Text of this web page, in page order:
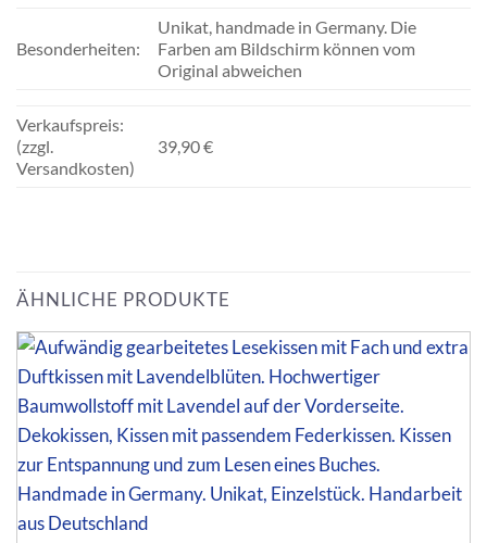
Besonderheiten:
Unikat, handmade in Germany. Die
Farben am Bildschirm können vom
Original abweichen
Verkaufspreis:
(zzgl.
Versandkosten)
39,90 €
ÄHNLICHE PRODUKTE